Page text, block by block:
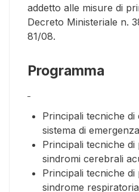
addetto alle misure di
Decreto Ministeriale n.
81/08.
Programma
Principali tecniche
sistema di
Principali tecniche
sindromi cerebrali
Principali tecniche
sindrome